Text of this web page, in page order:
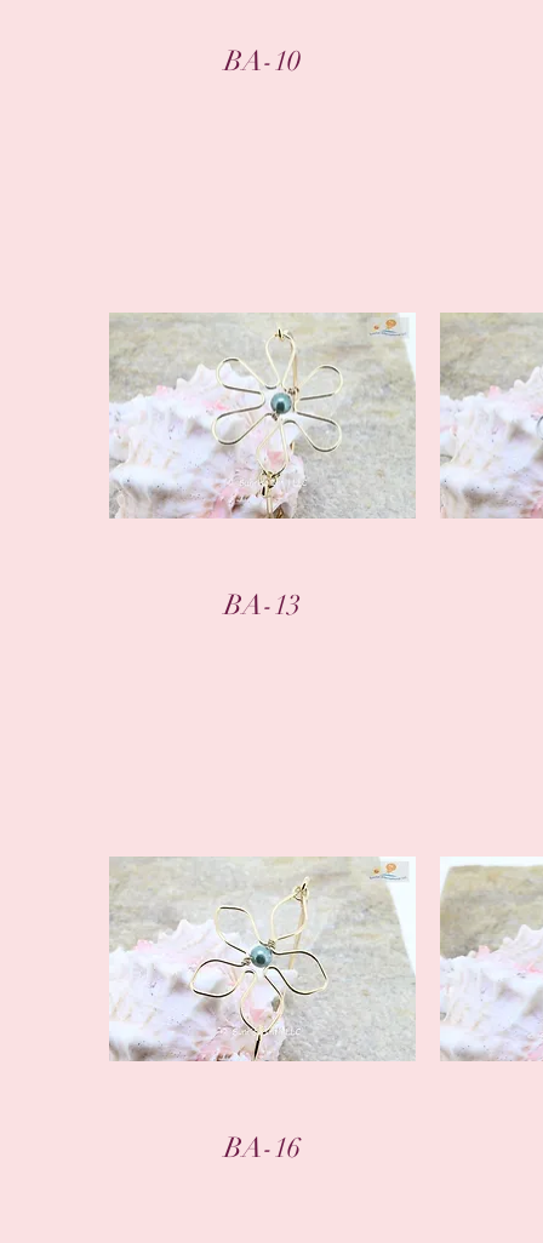
クイックビュー
BA-10
クイックビュー
BA-13
クイックビュー
BA-16